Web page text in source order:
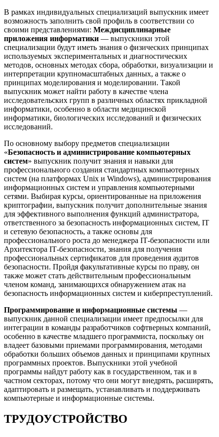
В рамках индивидуальных специализаций выпускник имеет
возможность заполнить свой профиль в соответствии со
своими представлениями: Междисциплинарные
приложения информатики — выпускники этой
специализации будут иметь знания о физических принципах
используемых экспериментальных и диагностических
методов, основных методах сбора, обработки, визуализации и
интерпретации крупномасштабных данных, а также о
принципах моделирования и моделировании. Такой
выпускник может найти работу в качестве члена
исследовательских групп в различных областях прикладной
информатики, особенно в области медицинской
информатики, биологических исследований и физических
исследований.
По основному выбору предметов специализации
«Безопасность и администрирование компьютерных
систем» выпускник получит знания и навыки для
профессионального создания стандартных компьютерных
систем (на платформах Unix и Windows), администрирования
информационных систем и управления компьютерными
сетями. Выбирая курсы, ориентированные на приложения
криптографии, выпускник получит дополнительные знания
для эффективного выполнения функций администратора,
ответственного за безопасность информационных систем, IТ
и сетевую безопасность, а также основы для
профессионального роста до менеджера IТ-безопасности или
Архитектора IТ-безопасности, знания для получения
профессиональных сертификатов для проведения аудитов
безопасности. Пройдя факультативные курсы по праву, он
также может стать действительным профессиональным
членом команд, занимающихся обнаружением атак на
безопасность информационных систем и киберпреступлений.
Программирование и информационные системы —
выпускник данной специализации имеет предпосылки для
интеграции в команды разработчиков софтверных компаний,
особенно в качестве младшего программиста, поскольку он
владеет базовыми приемами программирования, методами
обработки больших объемов данных и принципами крупных
программных проектов. Выпускники этой учебной
программы найдут работу как в государственном, так и в
частном секторах, потому что они могут внедрять, расширять,
адаптировать и размещать, устанавливать и поддерживать
компьютерные и информационные системы.
ТРУДОУСТРОЙСТВО